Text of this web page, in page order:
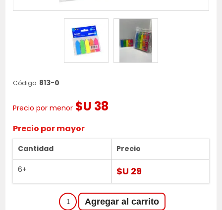
Código: 813-0
Precio por menor $U 38
Precio por mayor
Cantidad
6+
Precio
$U 29